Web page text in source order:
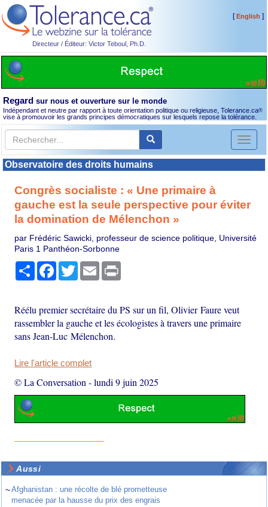
Directeur / Éditeur: Victor Teboul, Ph.D.
[English ]
Regard sur nous et ouverture sur le monde
Indépendant et neutre par rapport à toute orientation politique ou religieuse, Tolerance.ca®
vise à promouvoir les grands principes démocratiques sur lesquels repose la tolérance.
Toggle
Observatoire des droits humains
Congrès socialiste : « Une primaire à
gauche est la seule perspective pour éviter
la domination de Mélenchon »
par Frédéric Sawicki, professeur de science politique, Université
Paris 1 Panthéon-Sorbonne
PartagerFacebook
TwitterEmail
Réélu premier secrétaire du PS sur un fil, Olivier Faure veut
rassembler la gauche et les écologistes à travers une primaire
sans Jean-Luc Mélenchon.
Lire l'article complet
© La Conversation -lundi 9 juin 2025
Aussi
~Afghanistan : une récolte de blé prometteuse
menacée par la hausse du prix des engrais